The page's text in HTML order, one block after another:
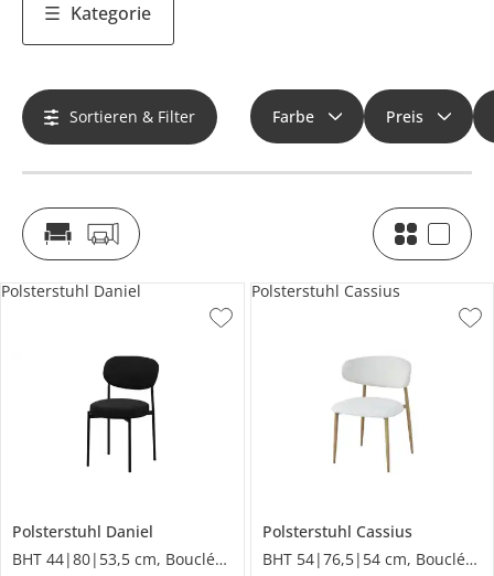
Kategorie
Sortieren & Filter Farbe Preis
Polsterstuhl Daniel
BHT 44|80|53,5 cm, Boucléstoff
Polsterstuhl Daniel
Polsterstuhl Cassius
BHT 54|76,5|54 cm, Boucléstoff
Polsterstuhl Cassius